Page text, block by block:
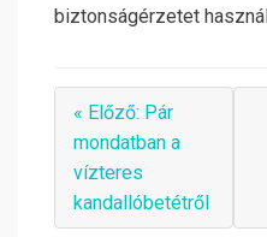
biztonságérzetet
« Előző: Pár
mondatban a
vízteres
kandallóbetétről